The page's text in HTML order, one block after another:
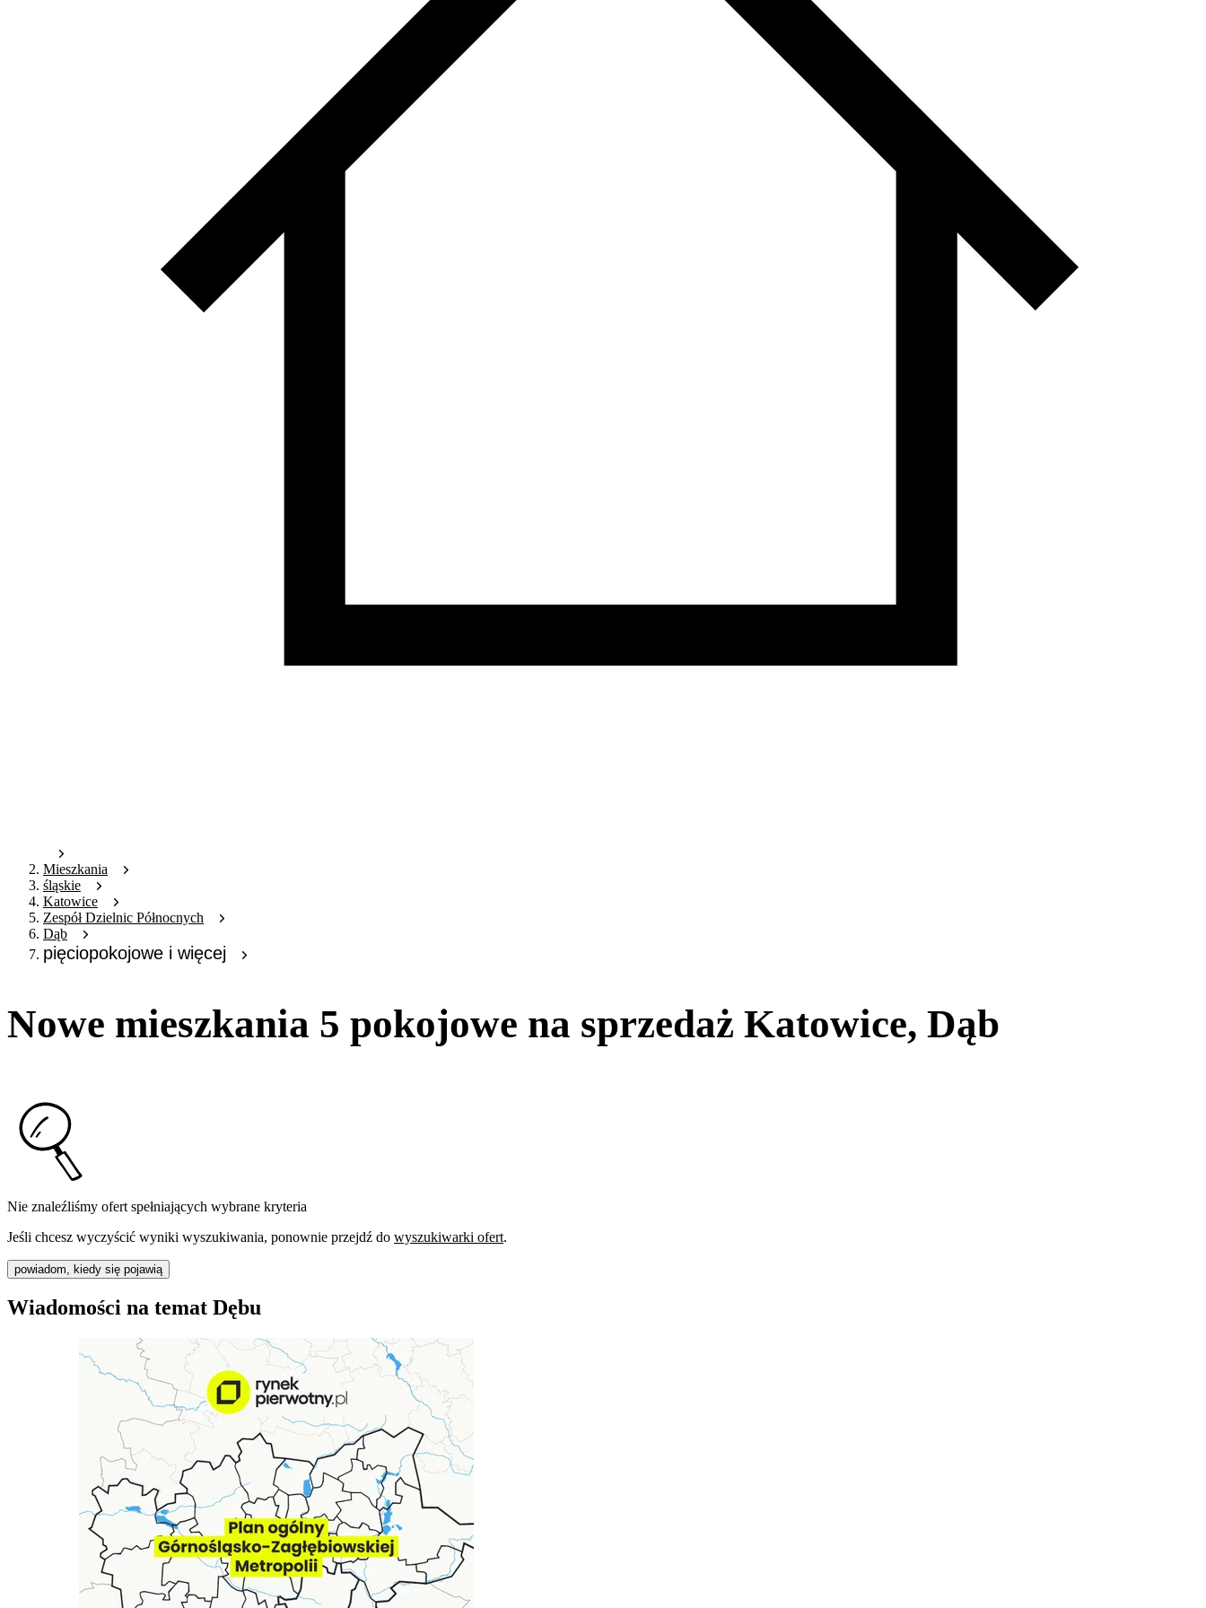
Mieszkania
śląskie
Katowice
Zespół Dzielnic Północnych
Dąb
pięciopokojowe i więcej
Nowe mieszkania 5 pokojowe na sprzedaż Katowice, Dąb
Nie znaleźliśmy ofert spełniających wybrane kryteria
Jeśli chcesz wyczyścić wyniki wyszukiwania, ponownie przejdź do wyszukiwarki ofert.
powiadom, kiedy się pojawią
Wiadomości na temat Dębu